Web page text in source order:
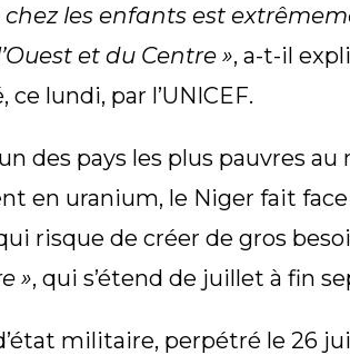
les enfants est
et du Centre », a-t-il
lundi, par l’UNICEF.
des pays les plus pauvres au
en uranium, le Niger fait
risque de créer de gros
», qui s’étend de juillet à fin
militaire, perpétré le 26